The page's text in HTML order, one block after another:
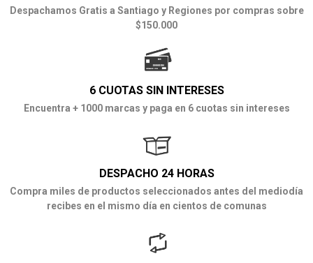
Despachamos Gratis a Santiago y Regiones por compras sobre
$150.000
6 CUOTAS SIN INTERESES
Encuentra + 1000 marcas y paga en 6 cuotas sin intereses
DESPACHO 24 HORAS
Compra miles de productos seleccionados antes del mediodía
recibes en el mismo día en cientos de comunas